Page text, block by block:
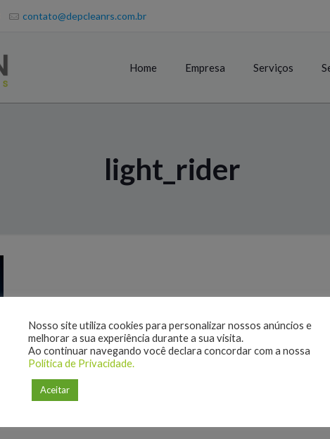
contato@depcleanrs.com.br
Home Empresa Serviços
light_rider
Nosso site utiliza cookies para personalizar nossos anúncios e
melhorar a sua experiência durante a sua visita.
Ao continuar navegando você declara concordar com a nossa
Política de Privacidade.
Aceitar